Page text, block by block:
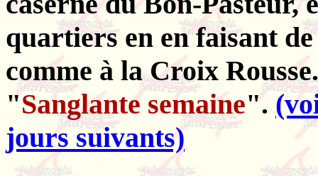
quartiers en en faisant
comme à la Croix
"Sanglante semaine".
jours suivants)